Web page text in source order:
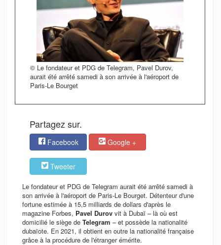
© Le fondateur et PDG de Telegram, Pavel Durov,
aurait été arrêté samedi à son arrivée à l'aéroport de
Paris-Le Bourget
Partagez sur.
Facebook Google +
Tweeter
Le fondateur et PDG de Telegram aurait été arrêté samedi à
son arrivée à l'aéroport de Paris-Le Bourget. Détenteur d'une
fortune estimée à 15,5 milliards de dollars d'après le
magazine Forbes, Pavel Durov vit à Dubaï – là où est
domicilié le siège de Telegram – et possède la nationalité
dubaïote. En 2021, il obtient en outre la nationalité française
grâce à la procédure de l'étranger émérite.